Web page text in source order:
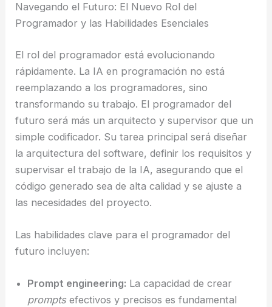
Navegando el Futuro: El Nuevo Rol del
Programador y las Habilidades Esenciales
El rol del programador está evolucionando
rápidamente. La IA en programación no está
reemplazando a los programadores, sino
transformando su trabajo. El programador del
futuro será más un arquitecto y supervisor que un
simple codificador. Su tarea principal será diseñar
la arquitectura del software, definir los requisitos y
supervisar el trabajo de la IA, asegurando que el
código generado sea de alta calidad y se ajuste a
las necesidades del proyecto.
Las habilidades clave para el programador del
futuro incluyen:
Prompt engineering: La capacidad de crear
promptsefectivos y precisos es fundamental